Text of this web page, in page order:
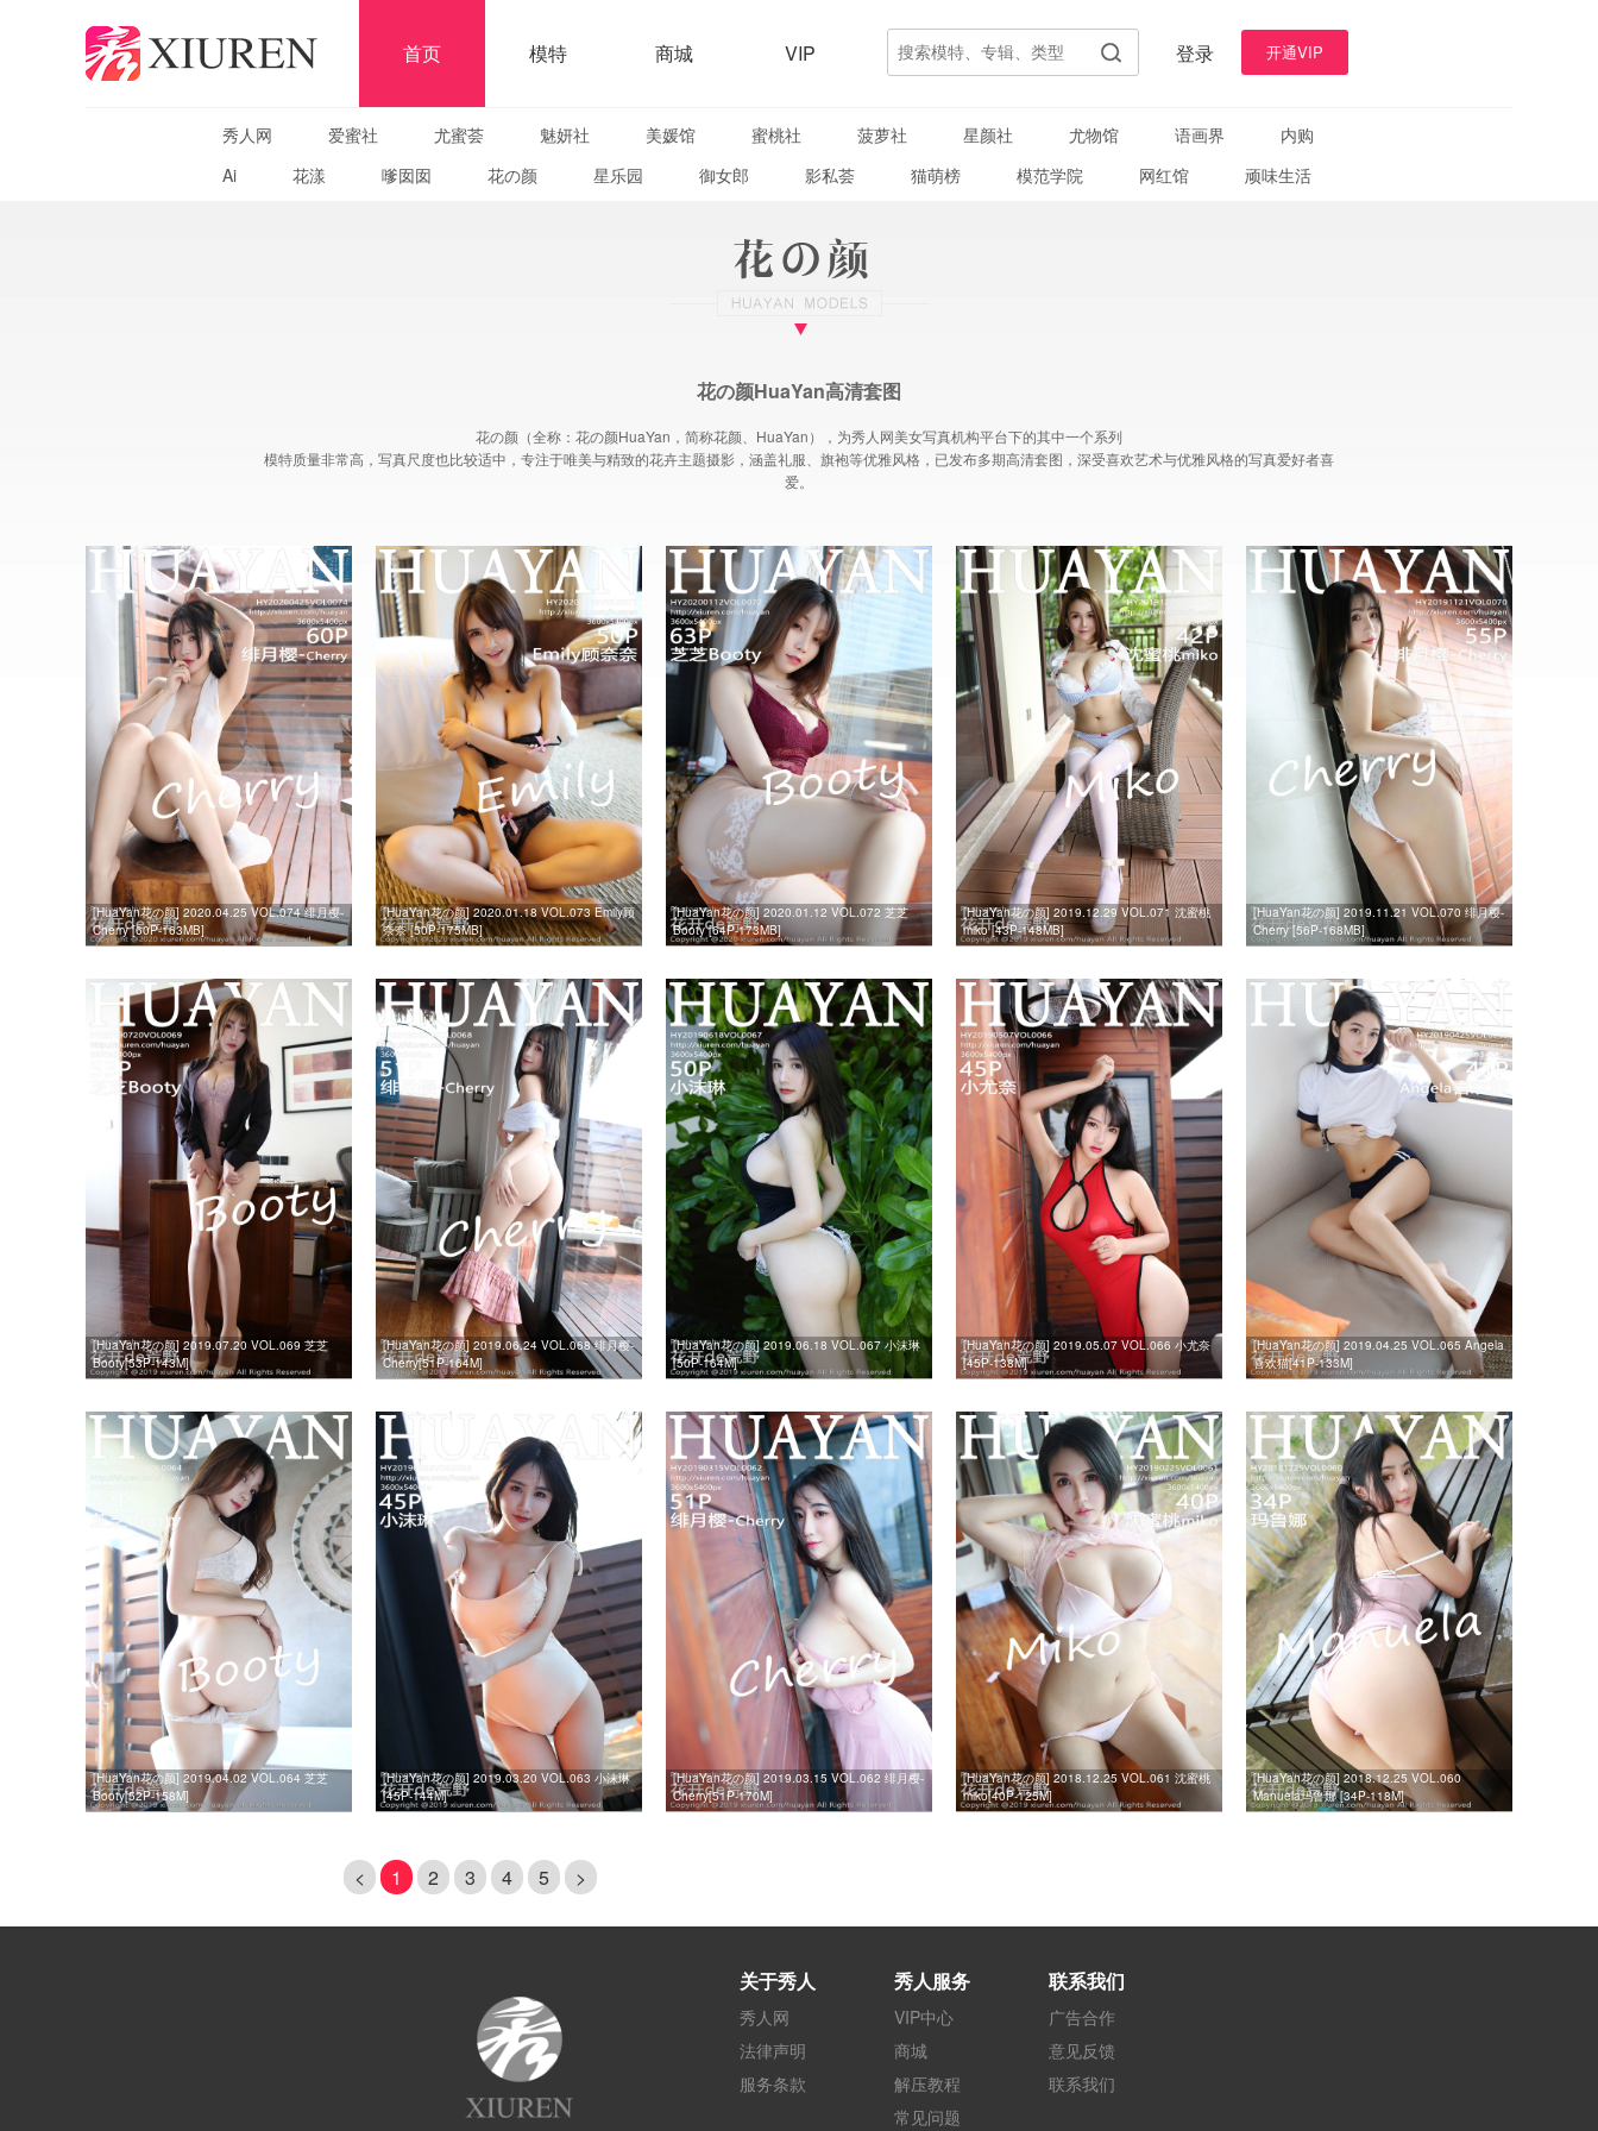
首页 模特 商城 VIP 登录 开通VIP
秀人网 爱蜜社 尤蜜荟 魅妍社 美媛馆 蜜桃社 菠萝社 星颜社 尤物馆 语画界
内购
Ai
花漾 嗲囡囡 花の颜 星乐园 御女郎 影私荟 猫萌榜 模范学院 网红馆 顽味生活
花の颜HuaYan高清套图
花の颜（全称：花の颜HuaYan，简称花颜、HuaYan），为秀人网美女写真机构平台下的其中一个系列
模特质量非常高，写真尺度也比较适中，专注于唯美与精致的花卉主题摄影，涵盖礼服、旗袍等优雅风格，已发布多期高清套图，深受喜欢艺术与优雅风格的写真爱好者喜
爱。
[HuaYan花の颜] 2020.04.25 VOL.074 绯月樱-
Cherry [60P-163MB]
[HuaYan花の颜] 2020.01.18 VOL.073 Emily顾
奈奈 [50P-175MB]
[HuaYan花の颜] 2020.01.12 VOL.072 芝芝
Booty [64P-173MB]
[HuaYan花の颜] 2019.12.29 VOL.071 沈蜜桃
miko [43P-148MB]
[HuaYan花の颜] 2019.11.21 VOL.070 绯月樱-
Cherry [56P-168MB]
[HuaYan花の颜] 2019.07.20 VOL.069 芝芝
Booty[53P-143M]
[HuaYan花の颜] 2019.06.24 VOL.068 绯月樱-
Cherry[51P-164M]
[HuaYan花の颜] 2019.06.18 VOL.067 小沫琳
[50P-164M]
[HuaYan花の颜] 2019.05.07 VOL.066 小尤奈
[45P-138M]
[HuaYan花の颜] 2019.04.25 VOL.065 Angela
喜欢猫[41P-133M]
[HuaYan花の颜] 2019.04.02 VOL.064 芝芝
Booty[52P-158M]
[HuaYan花の颜] 2019.03.20 VOL.063 小沫琳
[45P-144M]
[HuaYan花の颜] 2019.03.15 VOL.062 绯月樱-
Cherry[51P-170M]
[HuaYan花の颜] 2018.12.25 VOL.061 沈蜜桃
miko[40P-125M]
[HuaYan花の颜] 2018.12.25 VOL.060
Manuela玛鲁娜 [34P-118M]
< 1 2 3 4 5 >
关于秀人
秀人网
法律声明
服务条款
秀人服务
VIP中心
商城
解压教程
常见问题
联系我们
广告合作
意见反馈
联系我们